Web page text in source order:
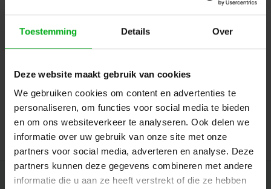
Toestemming Details Over
Deze website maakt gebruik van cookies
We gebruiken cookies om content en advertenties te
personaliseren, om functies voor social media te bieden
en om ons websiteverkeer te analyseren. Ook delen we
informatie over uw gebruik van onze site met onze
partners voor social media, adverteren en analyse. Deze
partners kunnen deze gegevens combineren met andere
informatie die u aan ze heeft verstrekt of die ze hebben
SPX | ILYAD Led wash LP18 | Asymmetrisch | Vermogen:
21W
Levertijd op aanvraag
Login voor prijzen
Nieuwsbrief